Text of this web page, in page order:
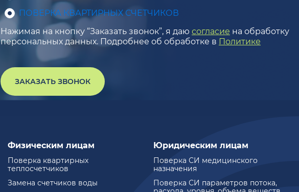
ПОВЕРКА КВАРТИРНЫХ СЧЕТЧИКОВ
Нажимая на кнопку “Заказать звонок”, я даю согласие на обработку
персональных данных. Подробнее об обработке в Политике
ЗАКАЗАТЬ ЗВОНОК
Физическим лицам
Поверка квартирных
теплосчетчиков
Замена счетчиков воды
Юридическим лицам
Поверка СИ медицинского
назначения
Поверка СИ параметров потока,